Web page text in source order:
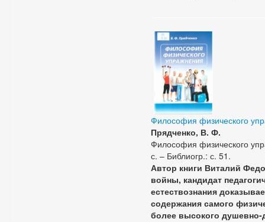
Философия физического
Прядченко, В. Ф.
Философия физического
с. – Библиогр.: с. 51.
Автор книги Виталий
войны, кандидат
естествознания
содержания самого
более высокого душевно-